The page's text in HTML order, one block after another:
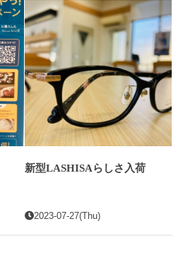
新型LASHISAらしさ入荷
2023-07-27(Thu)